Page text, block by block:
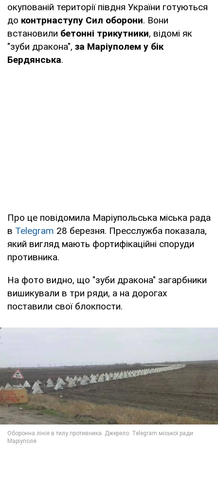
окупованій території півдня України готуються
до контрнаступу Сил оборони. Вони
встановили бетонні трикутники, відомі як
"зуби дракона", за Маріуполем у бік
Бердянська.
Про це повідомила Маріупольська міська рада
в Telegram 28 березня. Пресслужба показала,
який вигляд мають фортифікаційні споруди
противника.
На фото видно, що "зуби дракона" загарбники
вишикували в три ряди, а на дорогах
поставили свої блокпости.